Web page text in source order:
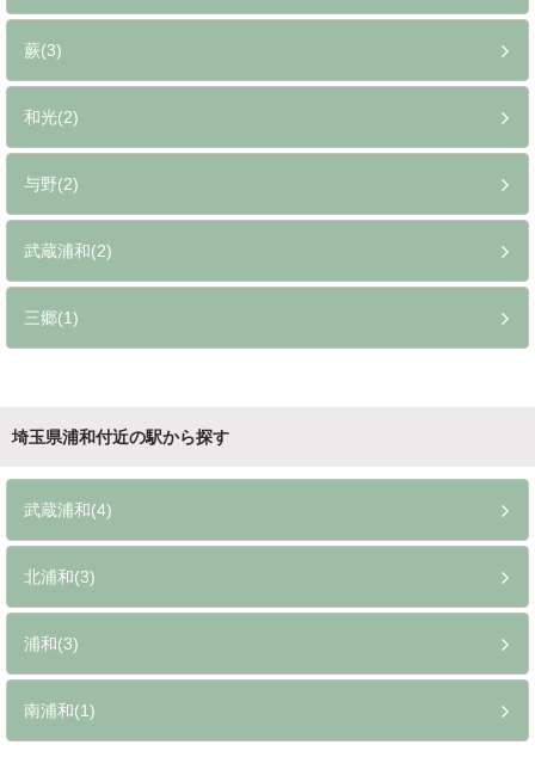
蕨(3)
和光(2)
与野(2)
武蔵浦和(2)
三郷(1)
埼玉県浦和付近の駅から探す
武蔵浦和(4)
北浦和(3)
浦和(3)
南浦和(1)